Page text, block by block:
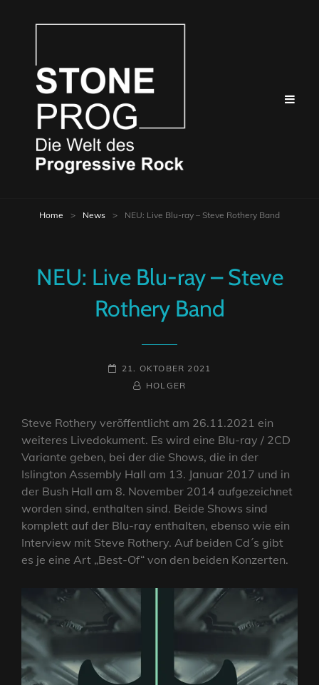
Home > News > NEU: Live Blu-ray – Steve Rothery Band
NEU: Live Blu-ray – Steve
Rothery Band
POSTED-
21. OKTOBER 2021
BY
BYLINEHOLGER
Steve Rothery veröffentlicht am 26.11.2021 ein
weiteres Livedokument. Es wird eine Blu-ray / 2CD
Variante geben, bei der die Shows, die in der
Islington Assembly Hall am 13. Januar 2017 und in
der Bush Hall am 8. November 2014 aufgezeichnet
worden sind, enthalten sind. Beide Shows sind
komplett auf der Blu-ray enthalten, ebenso wie ein
Interview mit Steve Rothery. Auf beiden Cd´s gibt
es je eine Art „Best-Of“ von den beiden Konzerten.